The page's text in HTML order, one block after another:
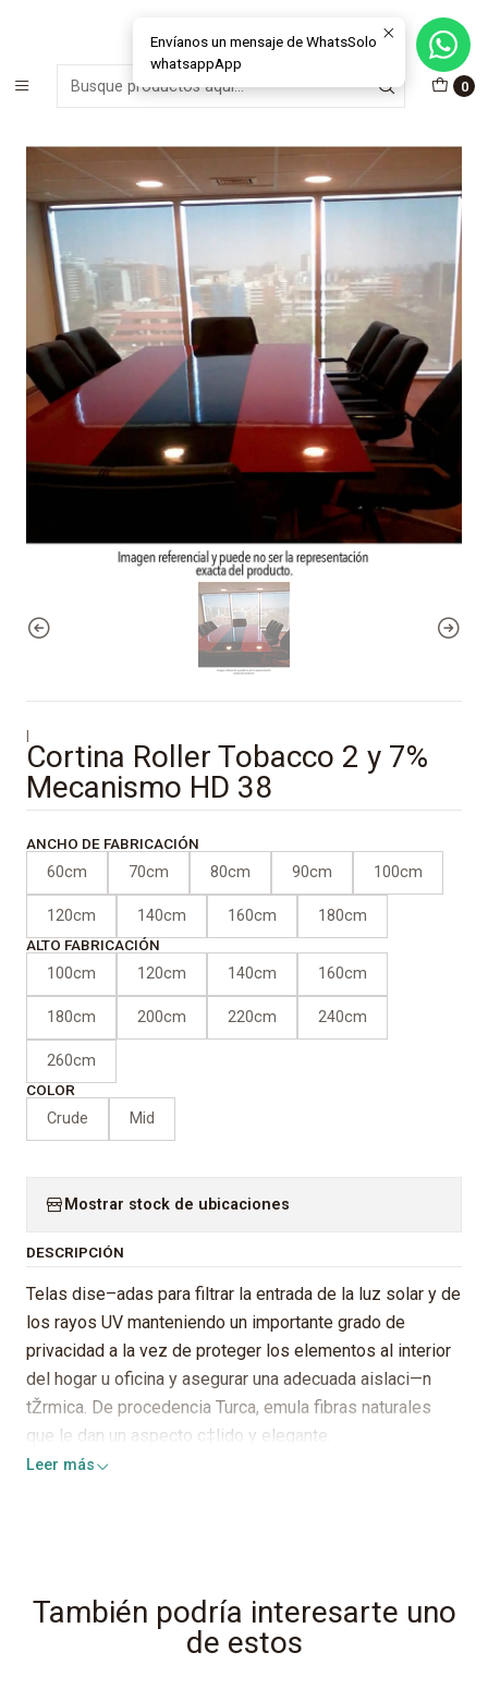
0
MÁS DE 15 AÑOS FABRICANDO E INSTALANDO SOLUCIONES DE
CRISTAL Y VENTANAS
Inicio Cortinas Roller
Cortina Roller Tobacco 2 y 7% Mecanismo HD 38
|
Cortina Roller Tobacco 2 y 7%
Mecanismo HD 38
ANCHO DE FABRICACIÓN
60cm 70cm 80cm 90cm 100cm
120cm 140cm 160cm 180cm
ALTO FABRICACIÓN
100cm 120cm 140cm 160cm
180cm 200cm 220cm 240cm
260cm
COLOR
Crude Mid
Mostrar stock de ubicaciones
DESCRIPCIÓN
Telas dise–adas para filtrar la entrada de la luz solar y de
los rayos UV manteniendo un importante grado de
privacidad a la vez de proteger los elementos al interior
del hogar u oficina y asegurar una adecuada aislaci—n
tŽrmica. De procedencia Turca, emula fibras naturales
que le dan un aspecto c‡lido y elegante.
IMPORTANTE: AL SER PRODUCTOS FABRICADOS A
MEDIDAS LOS TIEMPOS DE ENTREGA SON DE 10 DêAS
Leer más
También podría interesarte uno
de estos
Envíanos un mensaje de WhatsSolo
whatsappApp